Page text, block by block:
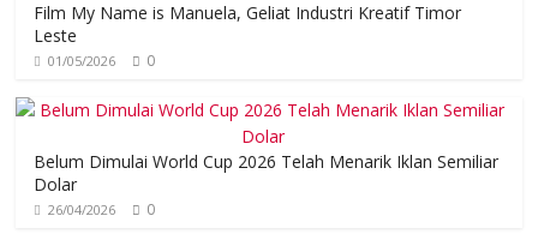
Film My Name is Manuela, Geliat Industri Kreatif Timor
Leste
01/05/2026 0
Belum Dimulai World Cup 2026 Telah Menarik Iklan Semiliar
Dolar
26/04/2026 0